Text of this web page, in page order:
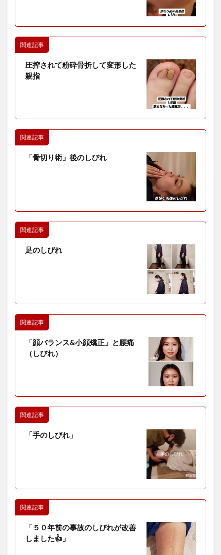
関連記事
圧搾されて粉砕骨折して変形した
親指
関連記事
「骨切り術」後のしびれ
関連記事
足のしびれ
関連記事
「顔バランス&小顔矯正」と腰痛
（しびれ）
関連記事
「手のしびれ」
関連記事
「５０年前の事故のしびれが改善
しました👍」